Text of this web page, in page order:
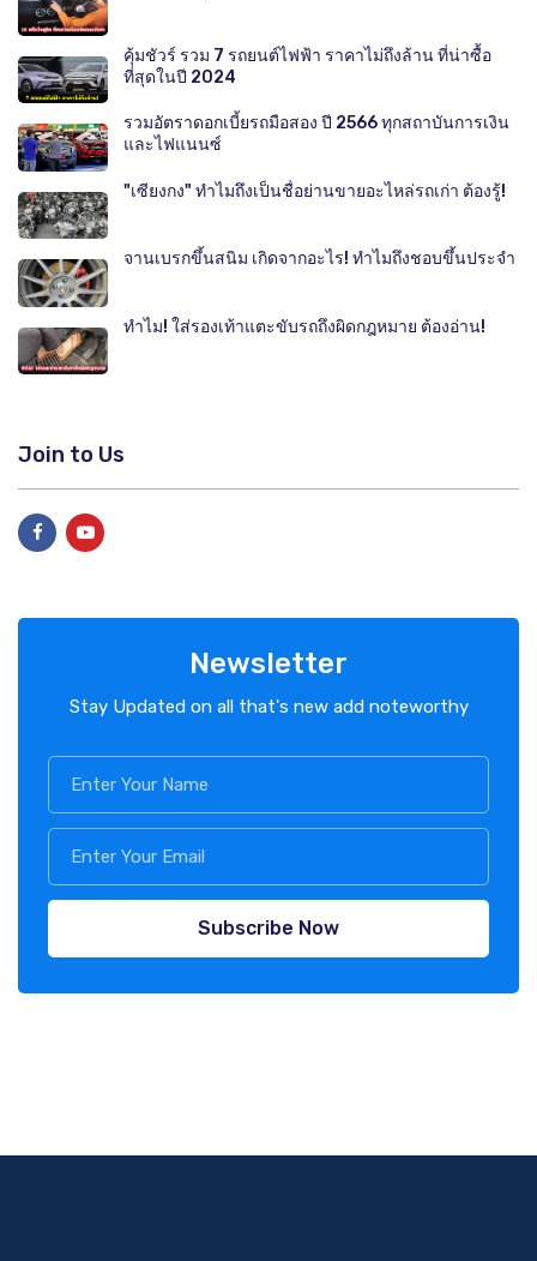
คุ้มชัวร์ รวม 7 รถยนต์ไฟฟ้า ราคาไม่ถึงล้าน ที่น่าซื้อ
ที่สุดในปี 2024
รวมอัตราดอกเบี้ยรถมือสอง ปี 2566 ทุกสถาบันการเงิน
และไฟแนนซ์
"เซียงกง" ทำไมถึงเป็นชื่อย่านขายอะไหล่รถเก่า ต้องรู้!
จานเบรกขึ้นสนิม เกิดจากอะไร! ทำไมถึงชอบขึ้นประจำ
ทำไม! ใส่รองเท้าแตะขับรถถึงผิดกฎหมาย ต้องอ่าน!
Join to Us
Newsletter
Stay Updated on all that's new add noteworthy
Subscribe Now